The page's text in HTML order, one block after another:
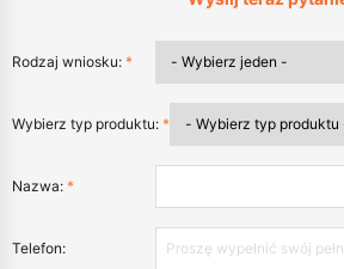
Rodzaj wniosku: *
Wybierz typ produktu: *
Nazwa: *
Telefon: